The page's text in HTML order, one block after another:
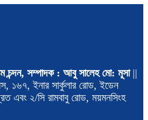
সম্পাদক : আবু সালেহ মো: মূসা||
১৬৭, ইনার সার্কুলার রোড, ইডেন
এবং ২/সি রামবাবু রোড, ময়মনসিংহ